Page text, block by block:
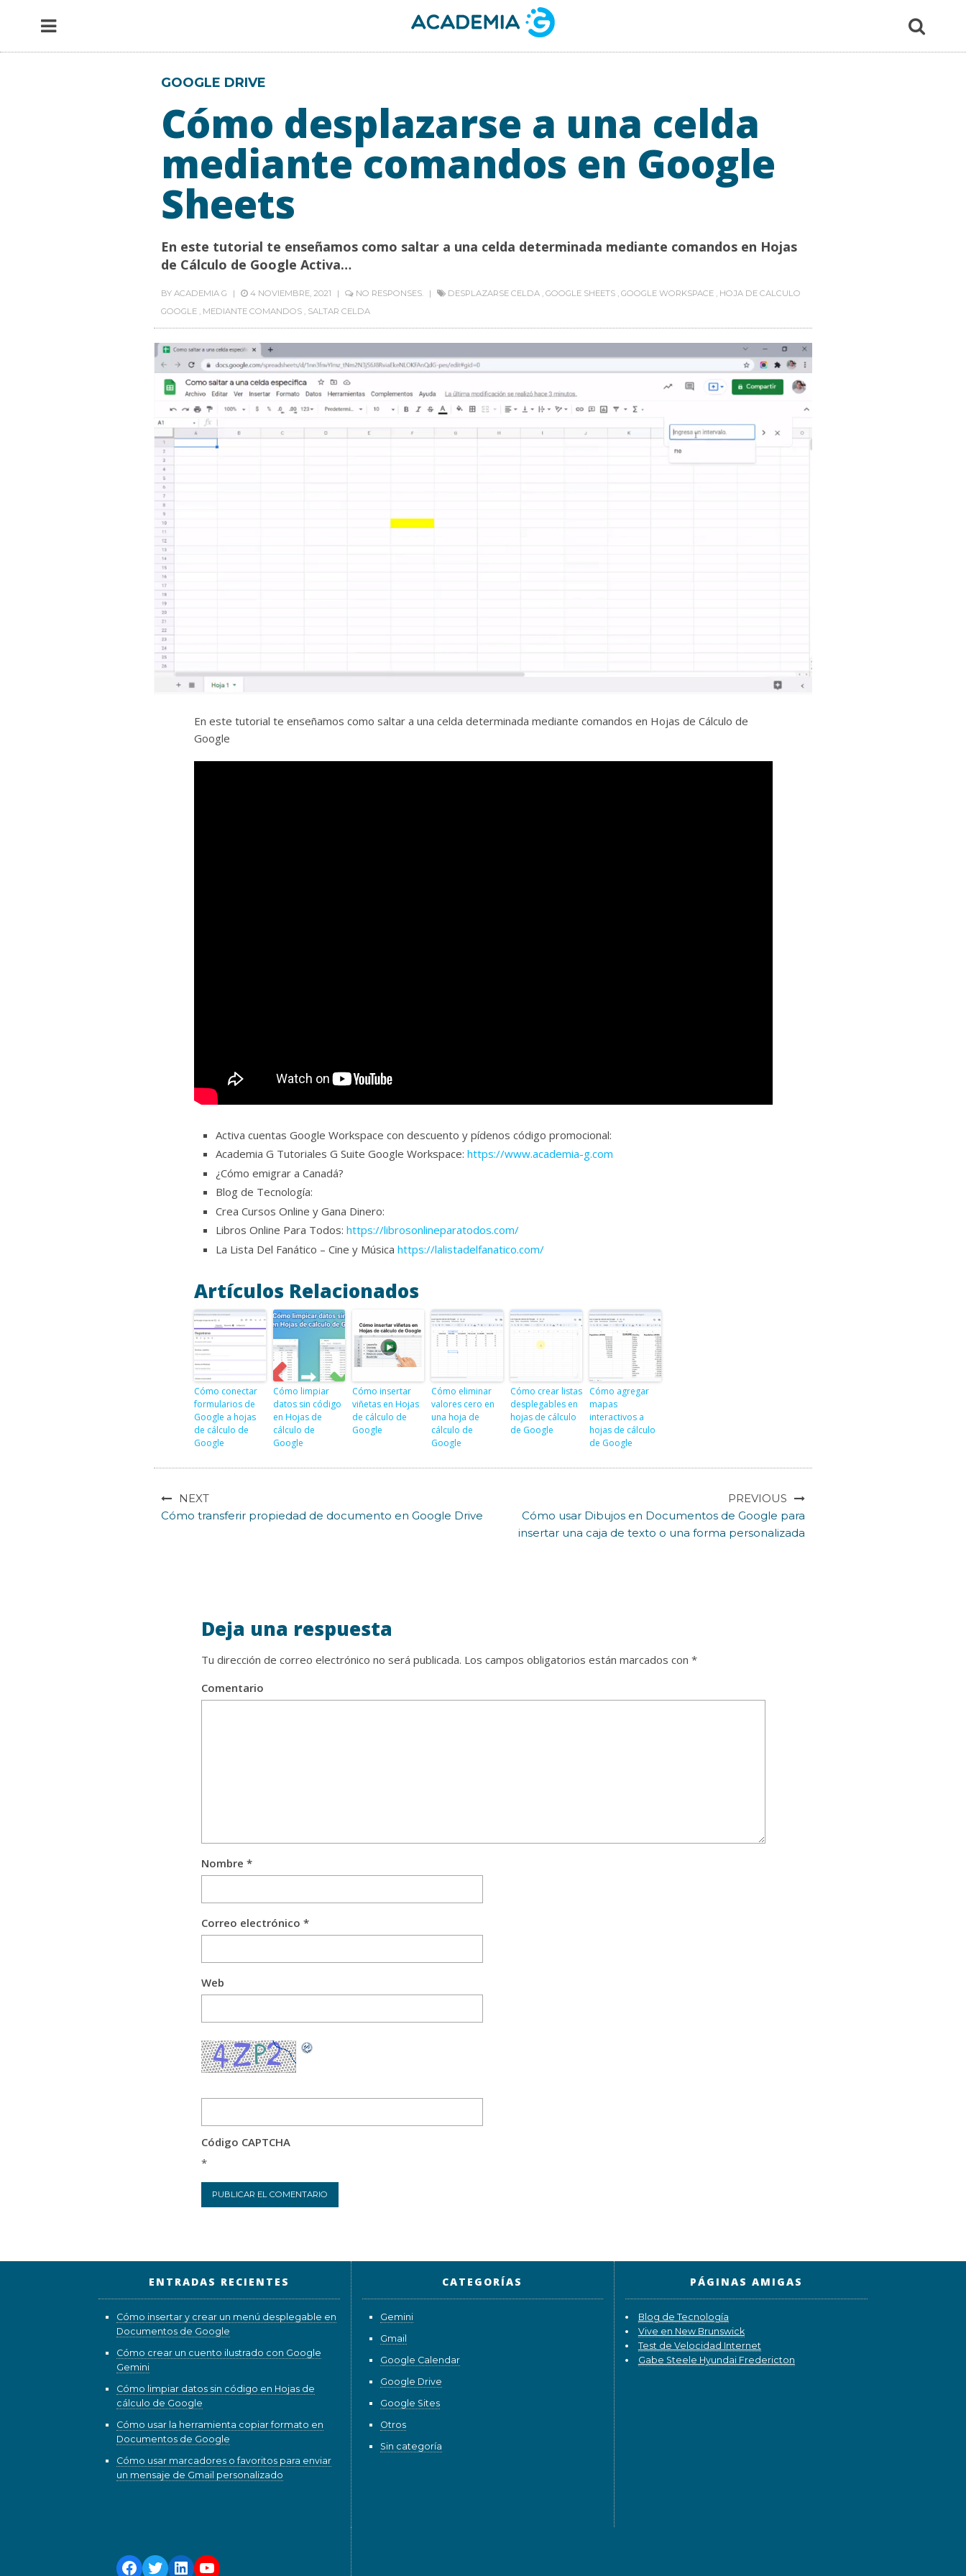
GOOGLE DRIVE
Cómo desplazarse a una celda
mediante comandos en Google
Sheets
En este tutorial te enseñamos como saltar a una celda determinada mediante comandos en Hojas
de Cálculo de Google Activa…
BY ACADEMIA G 4 NOVIEMBRE, 2021 NO RESPONSES. DESPLAZARSE CELDA, GOOGLE SHEETS, GOOGLE WORKSPACE, HOJA DE CALCULO
GOOGLE, MEDIANTE COMANDOS, SALTAR CELDA
En este tutorial te enseñamos como saltar a una celda determinada mediante comandos en Hojas de Cálculo de
Google
Activa cuentas Google Workspace con descuento y pídenos código promocional:
Academia G Tutoriales G Suite Google Workspace: https://www.academia-g.com
¿Cómo emigrar a Canadá?
Blog de Tecnología:
Crea Cursos Online y Gana Dinero:
Libros Online Para Todos: https://librosonlineparatodos.com/
La Lista Del Fanático – Cine y Música https://lalistadelfanatico.com/
Artículos Relacionados
Cómo conectar
formularios de
Google a hojas
de cálculo de
Google
Cómo limpiar
datos sin código
en Hojas de
cálculo de
Google
Cómo insertar
viñetas en Hojas
de cálculo de
Google
Cómo eliminar
valores cero en
una hoja de
cálculo de
Google
Cómo crear listas
desplegables en
hojas de cálculo
de Google
Cómo agregar
mapas
interactivos a
hojas de cálculo
de Google
NEXT
Cómo transferir propiedad de documento en Google Drive
PREVIOUS
Cómo usar Dibujos en Documentos de Google para
insertar una caja de texto o una forma personalizada
Deja una respuesta
Tu dirección de correo electrónico no será publicada. Los campos obligatorios están marcados con *
Comentario
Nombre *
Correo electrónico *
Web
Código CAPTCHA
*
ENTRADAS RECIENTES
Cómo insertar y crear un menú desplegable en
Documentos de Google
Cómo crear un cuento ilustrado con Google
Gemini
Cómo limpiar datos sin código en Hojas de
cálculo de Google
Cómo usar la herramienta copiar formato en
Documentos de Google
Cómo usar marcadores o favoritos para enviar
un mensaje de Gmail personalizado
CATEGORÍAS
Gemini
Gmail
Google Calendar
Google Drive
Google Sites
Otros
Sin categoría
PÁGINAS AMIGAS
Blog de Tecnología
Vive en New Brunswick
Test de Velocidad Internet
Gabe Steele Hyundai Fredericton